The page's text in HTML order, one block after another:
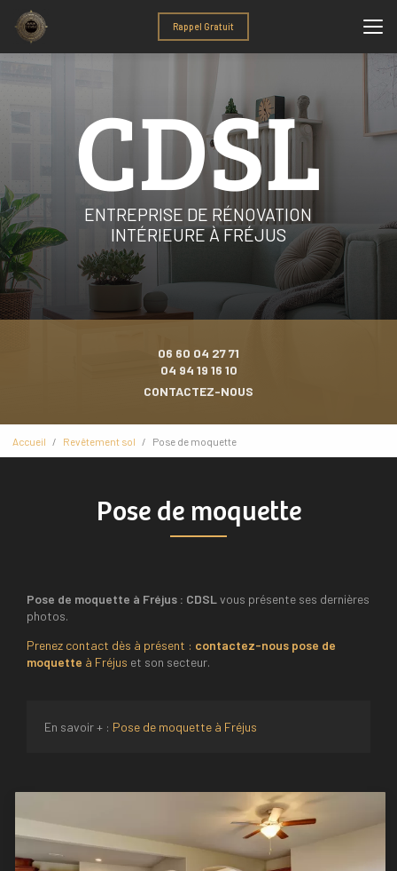
contenu
Rappel Gratuit
ENTREPRISE DE RÉNOVATION
INTÉRIEURE À FRÉJUS
06 60 04 27 71
04 94 19 16 10
CONTACTEZ-NOUS
Accueil Revêtement sol Pose de moquette
Pose de moquette
Pose de moquette à Fréjus : CDSL vous présente ses dernières
photos.
Prenez contact dès à présent : contactez-nous pose de
moquette à Fréjus et son secteur.
En savoir + : Pose de moquette à Fréjus